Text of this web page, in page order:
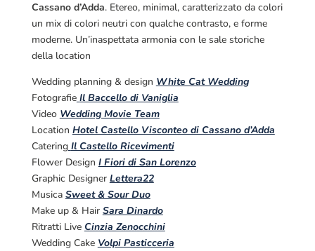
Cassano d’Adda. Etereo, minimal, caratterizzato da colori
un mix di colori neutri con qualche contrasto, e forme
moderne. Un’inaspettata armonia con le sale storiche
della location
Wedding planning & design White Cat Wedding
Fotografie Il Baccello di Vaniglia
Video Wedding Movie Team
Location Hotel Castello Visconteo di Cassano d’Adda
Catering Il Castello Ricevimenti
Flower Design I Fiori di San Lorenzo
Graphic Designer Lettera22
Musica Sweet & Sour Duo
Make up & Hair Sara Dinardo
Ritratti Live Cinzia Zenocchini
Wedding Cake Volpi Pasticceria